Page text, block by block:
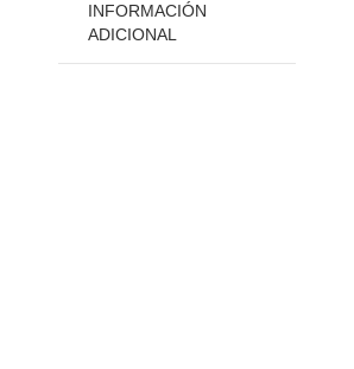
INFORMACIÓN
ADICIONAL